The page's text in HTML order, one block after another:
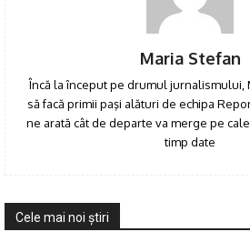
Maria Stefan
Încă la început pe drumul jurnalismului,
să facă primii paşi alături de echipa
ne arată cât de departe va merge pe
timp date
Cele mai noi ştiri